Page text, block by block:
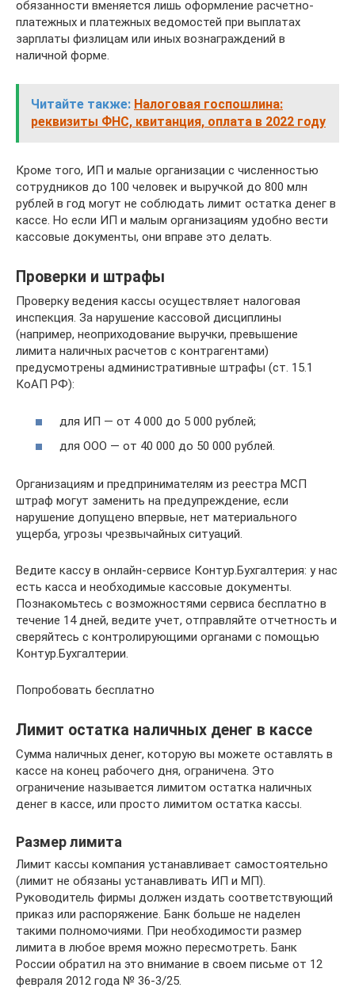
обязанности вменяется лишь оформление расчетно-
платежных и платежных ведомостей при выплатах
зарплаты физлицам или иных вознаграждений в
наличной форме.
Читайте также: Налоговая госпошлина:
реквизиты ФНС, квитанция, оплата в 2022 году
Кроме того, ИП и малые организации с численностью
сотрудников до 100 человек и выручкой до 800 млн
рублей в год могут не соблюдать лимит остатка денег в
кассе. Но если ИП и малым организациям удобно вести
кассовые документы, они вправе это делать.
Проверки и штрафы
Проверку ведения кассы осуществляет налоговая
инспекция. За нарушение кассовой дисциплины
(например, неоприходование выручки, превышение
лимита наличных расчетов с контрагентами)
предусмотрены административные штрафы (ст. 15.1
КоАП РФ):
для ИП — от 4 000 до 5 000 рублей;
для ООО — от 40 000 до 50 000 рублей.
Организациям и предпринимателям из реестра МСП
штраф могут заменить на предупреждение, если
нарушение допущено впервые, нет материального
ущерба, угрозы чрезвычайных ситуаций.
Ведите кассу в онлайн-сервисе Контур.Бухгалтерия: у нас
есть касса и необходимые кассовые документы.
Познакомьтесь с возможностями сервиса бесплатно в
течение 14 дней, ведите учет, отправляйте отчетность и
сверяйтесь с контролирующими органами с помощью
Контур.Бухгалтерии.
Попробовать бесплатно
Лимит остатка наличных денег в кассе
Сумма наличных денег, которую вы можете оставлять в
кассе на конец рабочего дня, ограничена. Это
ограничение называется лимитом остатка наличных
денег в кассе, или просто лимитом остатка кассы.
Размер лимита
Лимит кассы компания устанавливает самостоятельно
(лимит не обязаны устанавливать ИП и МП).
Руководитель фирмы должен издать соответствующий
приказ или распоряжение. Банк больше не наделен
такими полномочиями. При необходимости размер
лимита в любое время можно пересмотреть. Банк
России обратил на это внимание в своем письме от 12
февраля 2012 года № 36-3/25.